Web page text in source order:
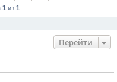
1 из 1
Перейти